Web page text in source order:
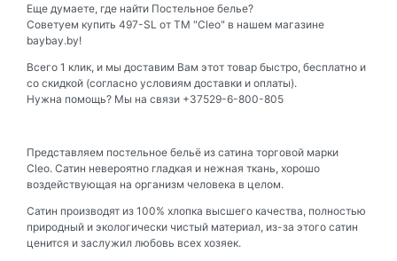
Еще думаете, где найти Постельное белье?
Советуем купить 497-SL от ТМ "Cleo" в нашем магазине
baybay.by!
Всего 1 клик, и мы доставим Вам этот товар быстро, бесплатно и
со скидкой (согласно условиям доставки и оплаты).
Нужна помощь? Мы на связи +37529-6-800-805
Представляем постельное бельё из сатина торговой марки
Cleo. Сатин невероятно гладкая и нежная ткань, хорошо
воздействующая на организм человека в целом.
Сатин производят из 100% хлопка высшего качества, полностью
природный и экологически чистый материал, из-за этого сатин
ценится и заслужил любовь всех хозяек.